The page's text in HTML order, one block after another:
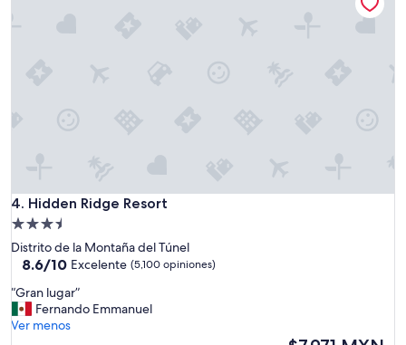
m
a
a
e
r
s
d
4. Hidden Ridge Resort
Hidden Ridge Resort
Propiedad
de
3.5
Distrito de la Montaña del Túnel
8.6
10,
Excelente,
(5,100
8.6/10 Excelente (5,100 opiniones)
“
G
r
“Gran lugar”
Fernando Emmanuel
Ver menos